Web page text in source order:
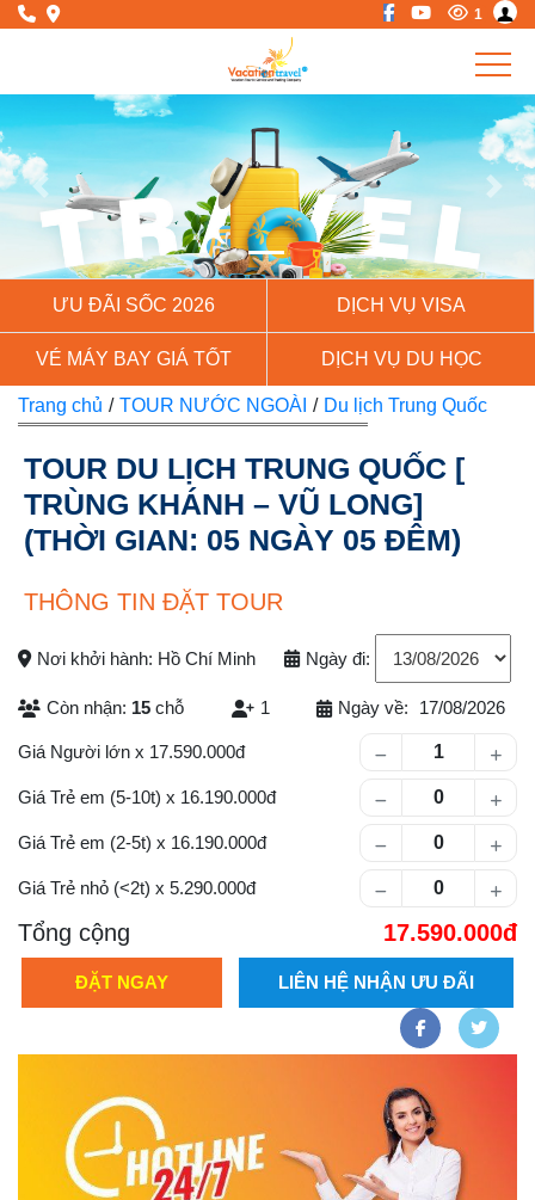
1
Previous Next
ƯU ĐÃI SỐC 2026 DỊCH VỤ VISA
VÉ MÁY BAY GIÁ TỐT DỊCH VỤ DU HỌC
Trang chủ / TOUR NƯỚC NGOÀI / Du lịch Trung Quốc
TOUR DU LỊCH TRUNG QUỐC [
TRÙNG KHÁNH – VŨ LONG]
(THỜI GIAN: 05 NGÀY 05 ĐÊM)
THÔNG TIN ĐẶT TOUR
Nơi khởi hành: Hồ Chí Minh Ngày đi:
Còn nhận: 15 chỗ
Số lượng khách
1 Ngày về: 17/08/2026
Giá Người lớn x 17.590.000
Giá Trẻ em (5-10t) x 16.190.000
Giá Trẻ em (2-5t) x 16.190.000
Giá Trẻ nhỏ (<2t) x 5.290.000
Tổng cộng 17.590.000